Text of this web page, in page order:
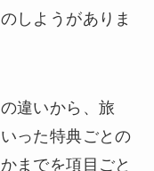
しようがありま
違いから、旅
った特典ごとの
までを項目ごと